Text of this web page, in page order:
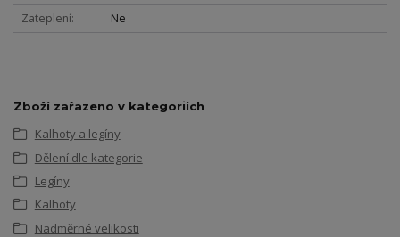
Zateplení
Ne
Zboží zařazeno v kategoriích
Kalhoty a legíny
Dělení dle kategorie
Legíny
Kalhoty
Nadměrné velikosti